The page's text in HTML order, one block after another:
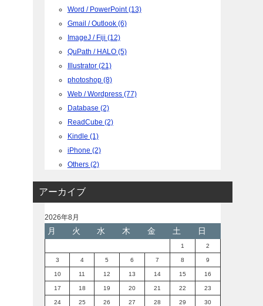
Word / PowerPoint (13)
Gmail / Outlook (6)
ImageJ / Fiji (12)
QuPath / HALO (5)
Illustrator (21)
photoshop (8)
Web / Wordpress (77)
Database (2)
ReadCube (2)
Kindle (1)
iPhone (2)
Others (2)
アーカイブ
2026年8月
月 火 水 木 金 土 日
1 2
3 4 5 6 7 8 9
10 11 12 13 14 15 16
17 18 19 20 21 22 23
24 25 26 27 28 29 30